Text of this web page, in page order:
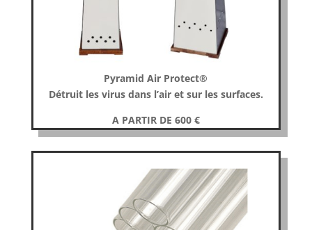
Pyramid Air Protect®
Détruit les virus dans l’air et sur les surfaces.
A PARTIR DE 600 €